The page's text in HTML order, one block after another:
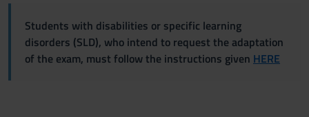
Students with disabilities or specific learning
disorders (SLD), who intend to request the adaptation
of the exam, must follow the instructions given HERE